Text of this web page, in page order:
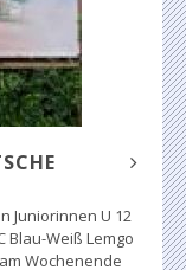
Juniorinnen U 12
Blau-Weiß Lemgo
Wochenende